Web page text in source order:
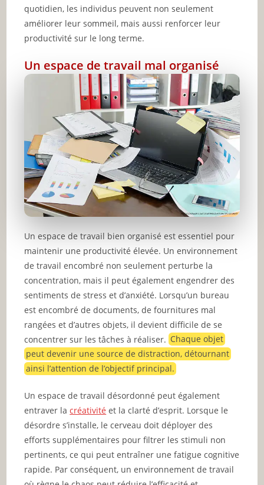
quotidien, les individus peuvent non seulement
améliorer leur sommeil, mais aussi renforcer leur
productivité sur le long terme.
Un espace de travail mal organisé
Un espace de travail bien organisé est essentiel pour
maintenir une productivité élevée. Un environnement
de travail encombré non seulement perturbe la
concentration, mais il peut également engendrer des
sentiments de stress et d’anxiété. Lorsqu’un bureau
est encombré de documents, de fournitures mal
rangées et d’autres objets, il devient difficile de se
concentrer sur les tâches à réaliser.Chaque objet
peut devenir une source de distraction, détournant
ainsi l’attention de l’objectif principal.
Un espace de travail désordonné peut également
entraver lacréativité et la clarté d’esprit. Lorsque le
désordre s’installe, le cerveau doit déployer des
efforts supplémentaires pour filtrer les stimuli non
pertinents, ce qui peut entraîner une fatigue cognitive
rapide. Par conséquent, un environnement de travail